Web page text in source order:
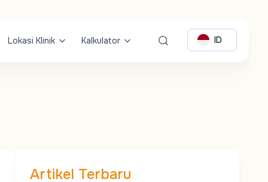
Lokasi Klinik Kalkulator ID
Artikel Terbaru